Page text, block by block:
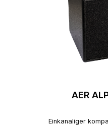
AER
Einkanaliger